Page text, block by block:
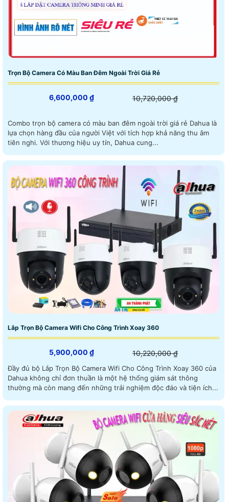
Trọn Bộ Camera Có Màu Ban Đêm Ngoài Trời Giá Rẻ
6,600,000 ₫ 10,720,000 ₫
Combo trọn bộ camera có màu ban đêm ngoài trời giá rẻ Dahua là
lựa chọn hàng đầu của người Việt với tích hợp khả năng thu âm
tiên nghi. Với thương hiệu uy tín, Dahua cung...
Lắp Trọn Bộ Camera Wifi Cho Công Trình Xoay 360
5,900,000 ₫ 10,220,000 ₫
Đầy đủ bộ Lắp Trọn Bộ Camera Wifi Cho Công Trình Xoay 360 của
Dahua không chỉ đơn thuần là một hệ thống giám sát thông
thường mà còn mang đến những trải nghiệm độc đáo và tiện ích...